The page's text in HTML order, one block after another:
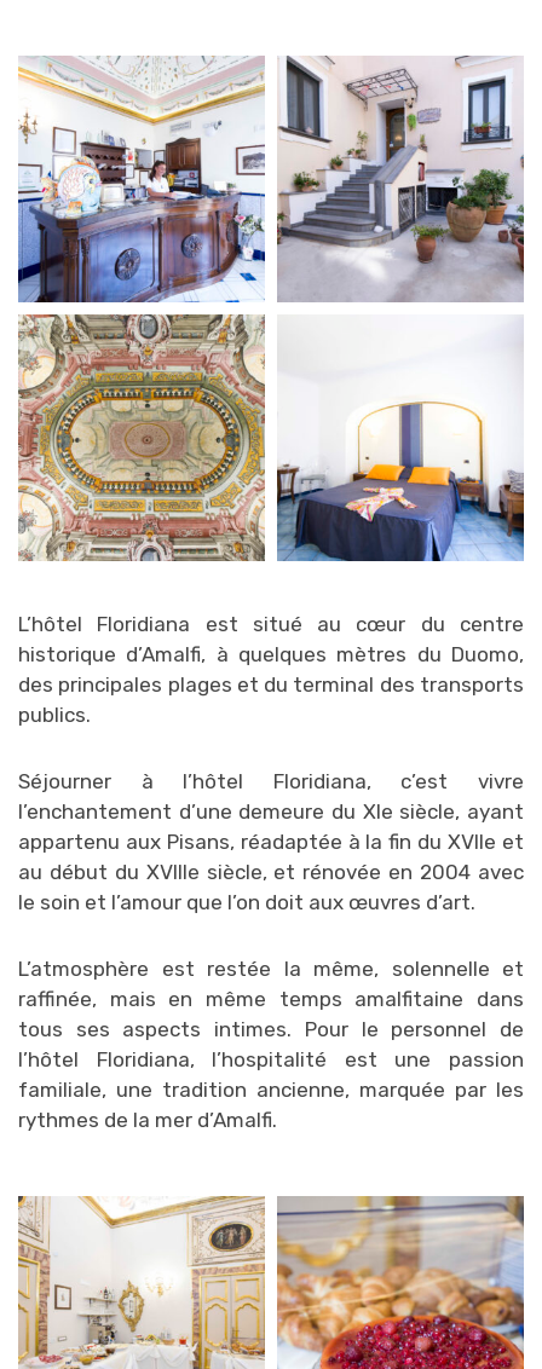
L’hôtel Floridiana est situé au cœur du centre
historique d’Amalfi, à quelques mètres du Duomo,
des principales plages et du terminal des transports
publics.
Séjourner à l’hôtel Floridiana, c’est vivre
l’enchantement d’une demeure du XIe siècle, ayant
appartenu aux Pisans, réadaptée à la fin du XVIIe et
au début du XVIIIe siècle, et rénovée en 2004 avec
le soin et l’amour que l’on doit aux œuvres d’art.
L’atmosphère est restée la même, solennelle et
raffinée, mais en même temps amalfitaine dans
tous ses aspects intimes. Pour le personnel de
l’hôtel Floridiana, l’hospitalité est une passion
familiale, une tradition ancienne, marquée par les
rythmes de la mer d’Amalfi.